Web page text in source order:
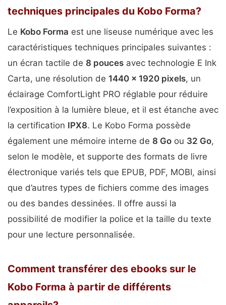
techniques principales du Kobo Forma?
Le Kobo Forma est une liseuse numérique avec les
caractéristiques techniques principales suivantes :
un écran tactile de 8 pouces avec technologie E Ink
Carta, une résolution de 1440 x 1920 pixels, un
éclairage ComfortLight PRO réglable pour réduire
l’exposition à la lumière bleue, et il est étanche avec
la certification IPX8. Le Kobo Forma possède
également une mémoire interne de 8 Go ou 32 Go,
selon le modèle, et supporte des formats de livre
électronique variés tels que EPUB, PDF, MOBI, ainsi
que d’autres types de fichiers comme des images
ou des bandes dessinées. Il offre aussi la
possibilité de modifier la police et la taille du texte
pour une lecture personnalisée.
Comment transférer des ebooks sur le
Kobo Forma à partir de différents